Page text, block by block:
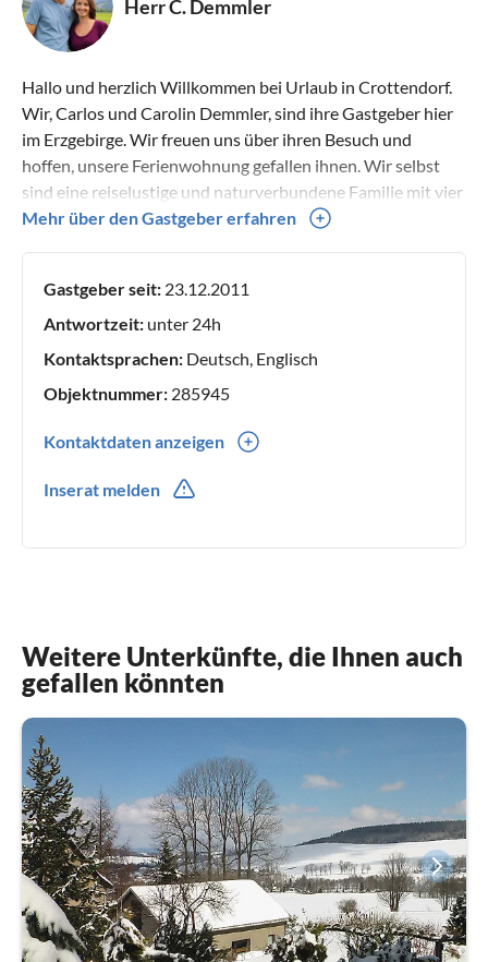
Herr C. Demmler
Hallo und herzlich Willkommen bei Urlaub in Crottendorf.
Wir, Carlos und Carolin Demmler, sind ihre Gastgeber hier
im Erzgebirge. Wir freuen uns über ihren Besuch und
hoffen, unsere Ferienwohnung gefallen ihnen. Wir selbst
sind eine reiselustige und naturverbundene Familie mit vier
Kindern und haben einen Fabel für gesunde Ernährung und
sind mit allerlei Büchern über gesunde Ernährung und auch
Küchengeräten für die Rohkostbearbeitung ausgestattet.
Bei uns dürfen Wildkräuter und andere Pflanzen wachsen
und Kinder finden bei uns allerlei Spielmöglichkeiten. Bei
Fragen sind wir gerne für Sie da. Viele Grüße, die Demmlers.
Mehr über den Gastgeber erfahren
Gastgeber seit: 23.12.2011
Antwortzeit: unter 24h
Kontaktsprachen: Deutsch, Englisch
Objektnummer: 285945
Kontaktdaten anzeigen
Inserat melden
Weitere Unterkünfte, die Ihnen auch
gefallen könnten